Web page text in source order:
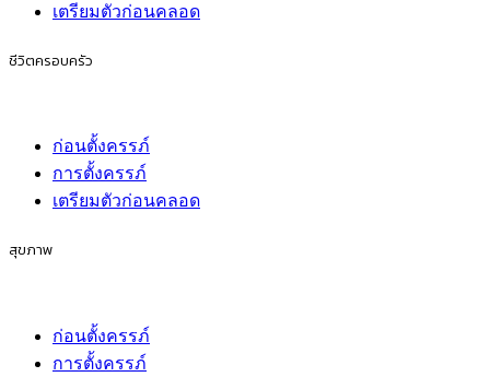
เตรียมตัวก่อนคลอด
ชีวิตครอบครัว
ก่อนตั้งครรภ์
การตั้งครรภ์
เตรียมตัวก่อนคลอด
สุขภาพ
ก่อนตั้งครรภ์
การตั้งครรภ์